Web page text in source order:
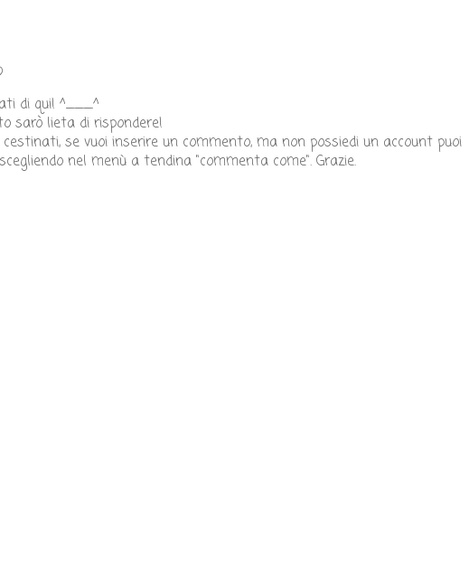
di qui! ^___^
sarò lieta di rispondere!
se vuoi inserire un commento, ma non possiedi un account puoi
nel menù a tendina "commenta come". Grazie.